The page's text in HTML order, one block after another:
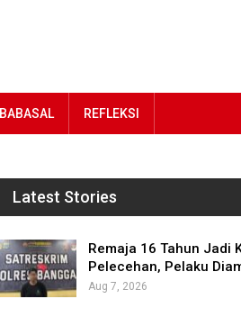
BABASAL REFLEKSI
Latest Stories
Remaja 16 Tahun Jadi
Pelecehan, Pelaku
Aug 7, 2026